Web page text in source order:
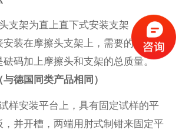
支架为直上直下式安装支架，砝码直
安装在摩擦头支架上，需要的质量应
砝码加上摩擦头和支架的总质量。
与德国同类产品相同 ）
样安装平台上，具有固定试样的平
，并开槽，两端用肘式制钳来固定平